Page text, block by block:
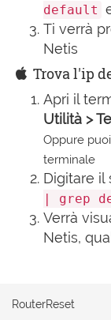
default
Ti verrà
Netis
Trova l'ip
Apri il
Utilità >
Oppure
terminale
Digitare il
| grep
Verrà
Netis,
RouterReset